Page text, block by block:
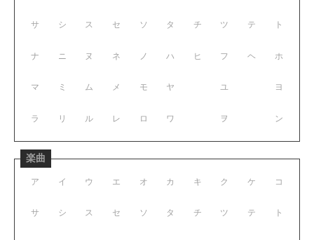
サ シ ス セ ソ
ナ ニ ヌ ネ ノ
マ ミ ム メ モ
ラ リ ル レ ロ
タ チ ツ テ ト
ハ ヒ フ ヘ ホ
ヤ ユ ヨ
ワ ヲ ン
楽曲
ア イ ウ エ オ
サ シ ス セ ソ
カ キ ク ケ コ
タ チ ツ テ ト